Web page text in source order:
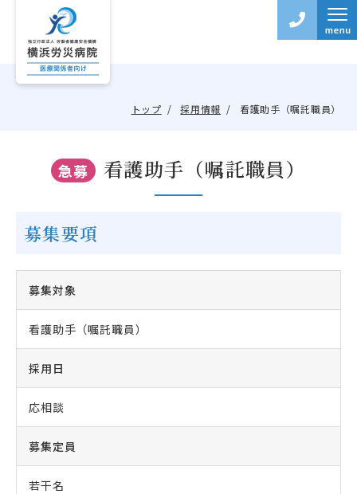
トップ 採用情報 看護助手（嘱託職員）
急募 看護助手（嘱託職員）
募集要項
募集対象
看護助手（嘱託職員）
採用日
応相談
募集定員
若干名